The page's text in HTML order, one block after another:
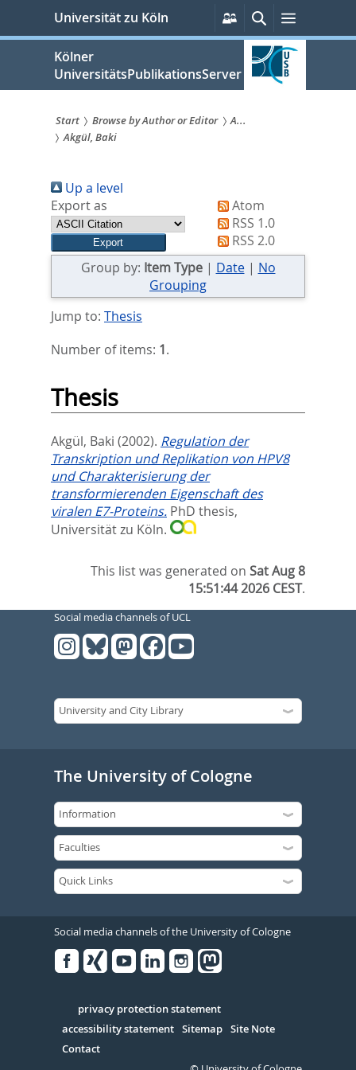
springen
Universität zu Köln
Persönliche
Services
SucheMenü
Kölner
UniversitätsPublikationsServer
Sie
sind
hier:
Start Browse by Author or Editor
A...
Akgül, Baki
Up a level
Export as
Atom
RSS 1.0
RSS 2.0
Group by: Item Type| Date| No
Grouping
Jump to: Thesis
Number of items: 1.
Thesis
Akgül, Baki (2002). Regulation der
Transkription und Replikation von HPV8
und Charakterisierung der
transformierenden Eigenschaft des
viralen E7-Proteins. PhD thesis,
Universität zu Köln.
This list was generated onSat Aug 8
15:51:44 2026 CEST.
Social media channels of UCL
The University of Cologne
Social media channels of the University of Cologne
Serivce
privacy protection statement
accessibility statement Sitemap Site Note
Contact